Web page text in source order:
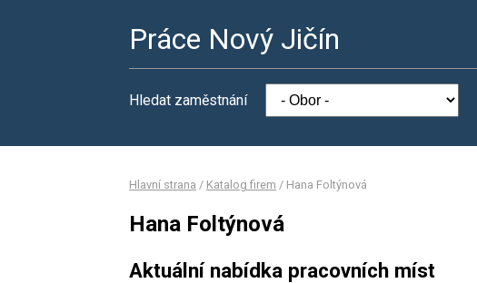
Práce Nový Jičín
Hledat zaměstnání
Hlavní strana / Katalog firem / Hana Foltýnová
Hana Foltýnová
Aktuální nabídka pracovních míst